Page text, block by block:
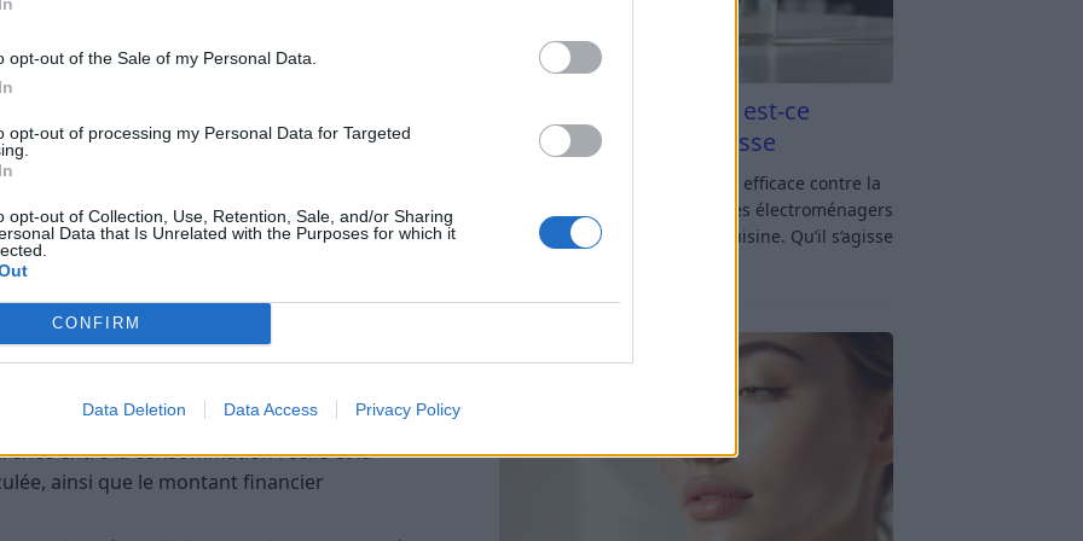
opt-out of the Sale of my Personal Data.
opt-out of processing my Personal Data for Targeted
opt-out of Collection, Use, Retention, Sale, and/or Sharing
Data that Is Unrelated with the Purposes for which it
CONFIRM
Data Deletion Data Access Privacy Policy
:Lorsqu’un client modifie ses habitudes de
travaux, installation de nouveaux appareils),
pour aligner la facture avec la
EDF ?
généralement en plusieurs étapes :
et la consommation réelle mesurée par le
entre la consommation réelle et la
ainsi que le montant financier
Vinaigre blanc et four est-ce
efficace contre la graisse
Vinaigre blanc et four : est-ce efficace contre la
graisse ? Le four fait partie des électroménagers
les plus sollicités dans une cuisine. Qu’il s’agisse